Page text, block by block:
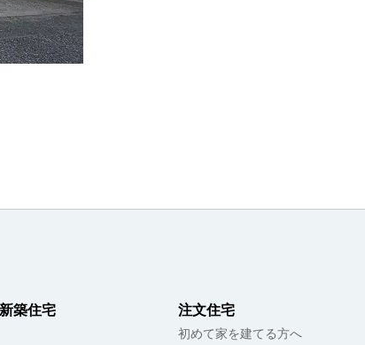
築住宅 注文住宅
初めて家を建てる方へ